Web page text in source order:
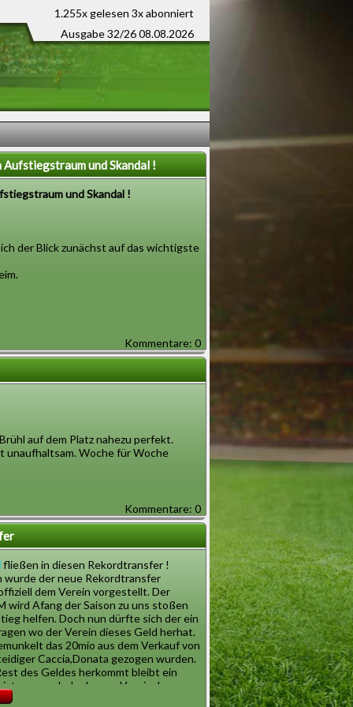
1.255x gelesen 3x abonniert
Ausgabe 32/26 08.08.2026
und Skandal !
und Skandal !
der Blick zunächst auf das wichtigste
das Blaster-Card-Stadion voller Fans.
Eingängen.
noch Jahre später sprechen würde.
Sekunden das normale Spielbild
auf.
Kommentare: 0
auf dem Platz nahezu perfekt.
Woche für Woche
Arbeit und einem klaren Konzept
Kommentare: 0
fließen in diesen Rekordtransfer !
wurde der neue Rekordtransfer
dem Verein vorgestellt. Der
wird Afang der Saison zu uns stoßen
helfen. Doch nun dürfte sich der ein
wo der Verein dieses Geld herhat.
das 20mio aus dem Verkauf von
Caccia,Donata gezogen wurden.
des Geldes herkommt bleibt ein
nur ausdrehe leeren Vereinskasse
Vielleicht wird sich noch etwas